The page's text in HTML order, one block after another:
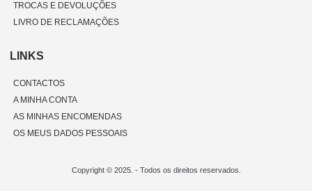
TROCAS E DEVOLUÇÕES
LIVRO DE RECLAMAÇÕES
LINKS
CONTACTOS
A MINHA CONTA
AS MINHAS ENCOMENDAS
OS MEUS DADOS PESSOAIS
Copyright © 2025. - Todos os direitos reservados.